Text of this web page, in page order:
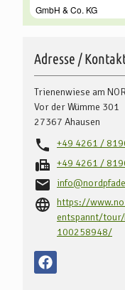
Adresse /
Trienenwiese am
Vor der Wümme 301
27367 Ahausen
+49 4261 /
+49 4261 /
https://
entspannt/tour/
100258948/